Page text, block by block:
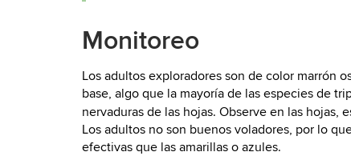
Monitoreo
Los adultos exploradores son de color marrón
base, algo que la mayoría de las especies de
nervaduras de las hojas. Observe en las hojas,
Los adultos no son buenos voladores, por lo
efectivas que las amarillas o azules.